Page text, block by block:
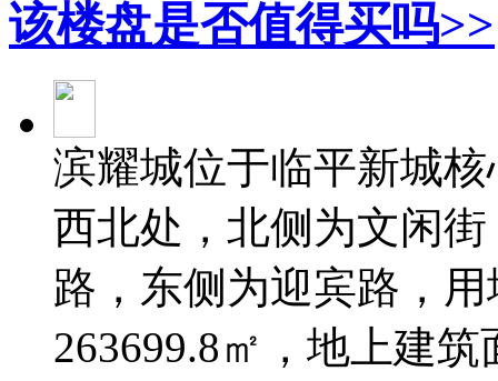
该楼盘是否值得买吗>>
滨耀城位于临平新城
西北处，北侧为文闲
路，东侧为迎宾路，
263699.8㎡，地上建